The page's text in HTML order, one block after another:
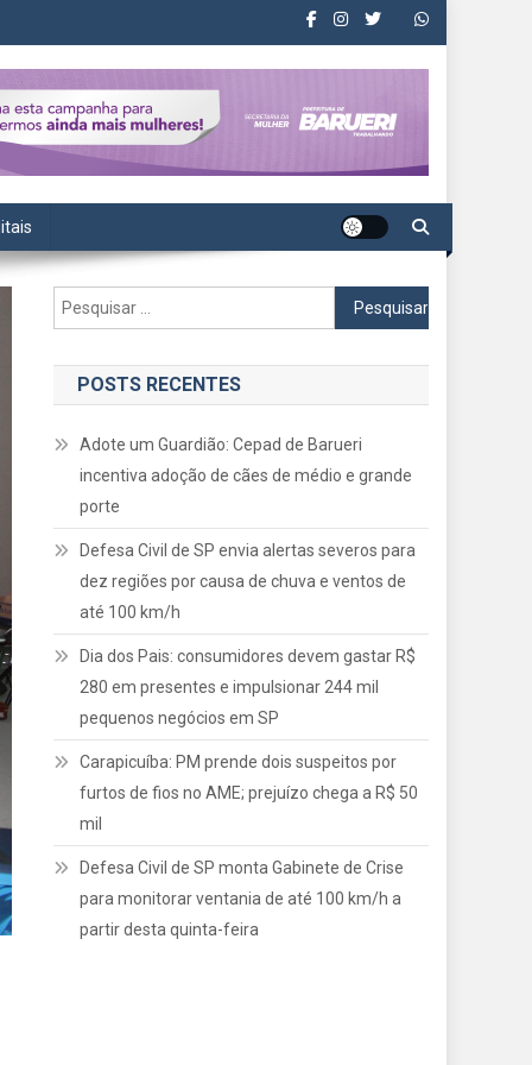
Pesquisar
por:
POSTS RECENTES
Adote um Guardião: Cepad de Barueri
incentiva adoção de cães de médio e grande
porte
Defesa Civil de SP envia alertas severos para
dez regiões por causa de chuva e ventos de
até 100 km/h
Dia dos Pais: consumidores devem gastar R$
280 em presentes e impulsionar 244 mil
pequenos negócios em SP
Carapicuíba: PM prende dois suspeitos por
furtos de fios no AME; prejuízo chega a R$ 50
mil
Defesa Civil de SP monta Gabinete de Crise
para monitorar ventania de até 100 km/h a
partir desta quinta-feira